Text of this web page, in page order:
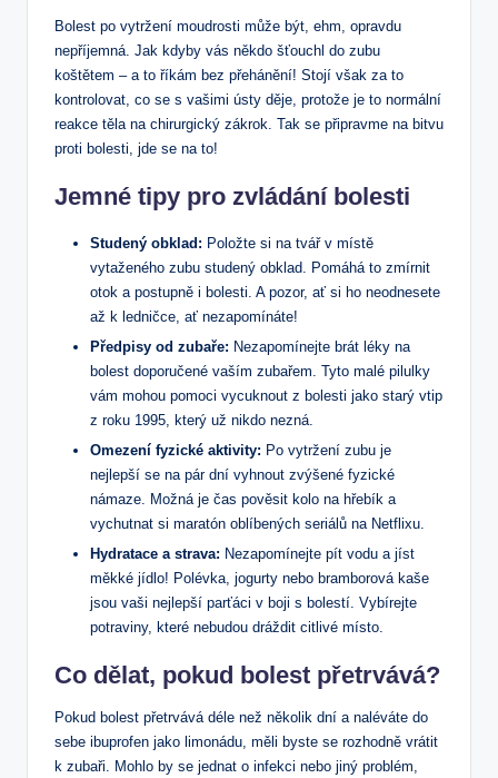
Bolest po vytržení moudrosti může být, ehm, opravdu
nepříjemná. Jak ‍kdyby vás někdo šťouchl⁣ do zubu
koštětem – a to říkám bez přehánění! Stojí však ‍za to
kontrolovat,⁢ co se s vašimi ústy děje, protože je to normální
reakce těla ⁤na ‍chirurgický zákrok. Tak se připravme na bitvu
proti bolesti,‌ jde se na ‌to!
Jemné tipy pro zvládání bolesti
Studený obklad: Položte si na tvář v místě
vytaženého zubu studený obklad. Pomáhá to zmírnit
otok a postupně i bolesti. A pozor, ​ať si ⁣ho neodnesete
až k ledničce, ať nezapomínáte!
Předpisy od zubaře: Nezapomínejte brát ‍léky na
bolest doporučené‌ vaším zubařem. Tyto malé pilulky
vám mohou pomoci vycuknout z bolesti‌ jako starý vtip
z‍ roku‍ 1995, který už⁣ nikdo nezná.
Omezení fyzické‍ aktivity: Po vytržení zubu je
nejlepší se na pár dní⁢ vyhnout zvýšené fyzické
námaze. Možná⁣ je čas pověsit kolo na hřebík a
vychutnat si maratón oblíbených seriálů ‌na⁣ Netflixu.
Hydratace a strava: Nezapomínejte pít⁢ vodu ‌a jíst
měkké jídlo! Polévka, jogurty nebo bramborová kaše
jsou vaši nejlepší parťáci v boji s bolestí. Vybírejte
⁣potraviny, které nebudou dráždit citlivé místo.
Co dělat, pokud bolest přetrvává?
Pokud bolest přetrvává déle než několik dní a‌ naléváte do
sebe ibuprofen jako limonádu, ⁤měli byste se rozhodně vrátit
k zubaři. Mohlo by se jednat o infekci nebo jiný problém,